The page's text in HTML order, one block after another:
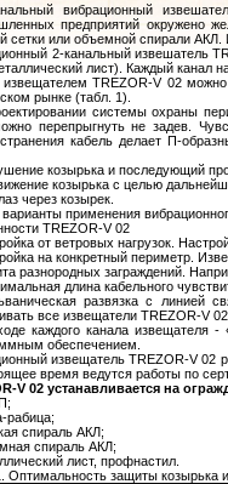
вибрационный
предприятий окружено
сетки или объемной спирали АКЛ.
2-канальный извешатель
лист). Каждый канал
извещателем TREZOR-V 02 можно
рынке (табл. 1).
системы охраны
перепрыгнуть не задев.
кабель делает П-
козырька и последующий
козырька с целью
через козырек.
варианты применения
TREZOR-V 02
от ветровых нагрузок.
на конкретный периметр.
разнородных заграждений.
длина кабельного
развязка с линией
все извещатели TREZOR-V 02
каждого канала извещателя -
обеспечением.
извещатель TREZOR-V
время ведутся работы по
V 02 устанавливается на
рабица;
спираль АКЛ;
спираль АКЛ;
лист, профнастил.
Оптимальность защиты козырька